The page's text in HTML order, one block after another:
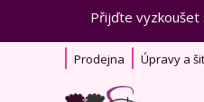
Přijďte vyzkoušet
Prodejna Úpravy a